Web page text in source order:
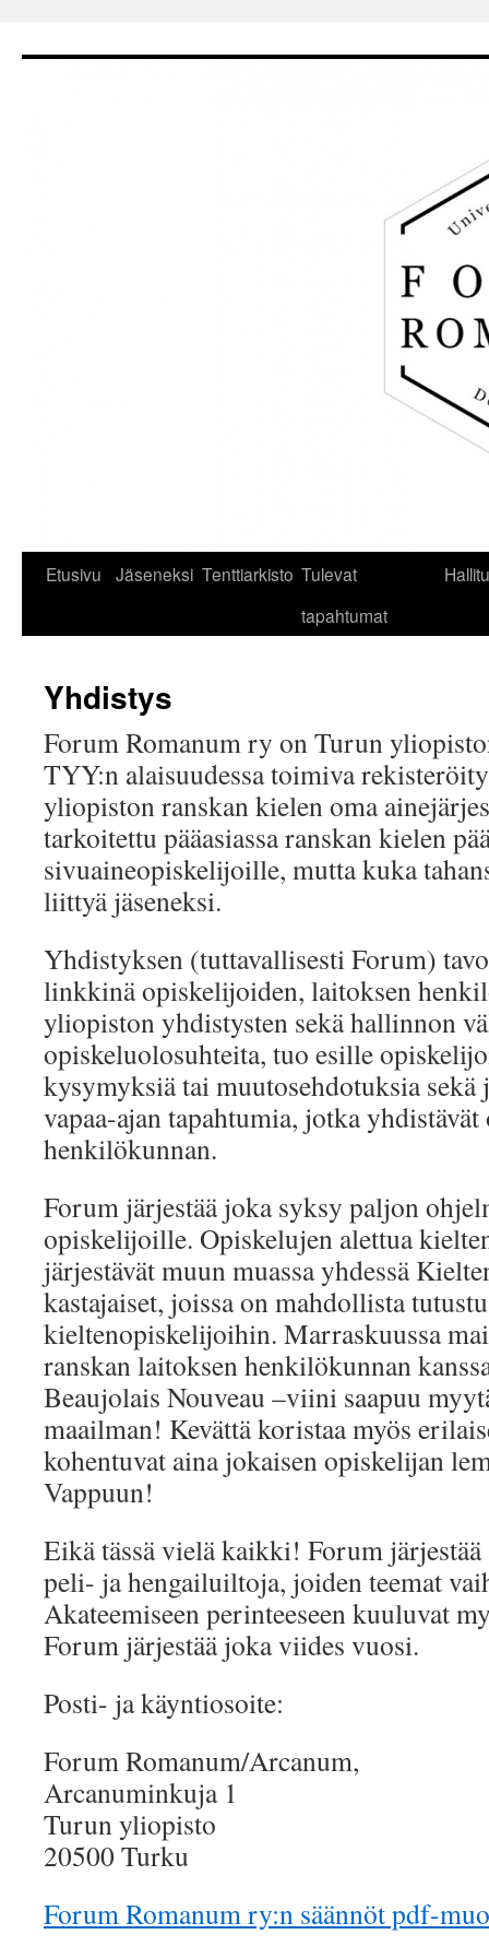
Etusivu Jäseneksi Tenttiarkisto Tulevat
tapahtumat
Yhdistys
Forum Romanum ry on Turun
TYY:n alaisuudessa toimiva
yliopiston ranskan kielen oma
tarkoitettu pääasiassa ranskan kielen
sivuaineopiskelijoille, mutta kuka
liittyä jäseneksi.
Yhdistyksen (tuttavallisesti Forum)
linkkinä opiskelijoiden, laitoksen
yliopiston yhdistysten sekä hallinnon
opiskeluolosuhteita, tuo esille
kysymyksiä tai muutosehdotuksia sekä
vapaa-ajan tapahtumia, jotka
henkilökunnan.
Forum järjestää joka syksy paljon
opiskelijoille. Opiskelujen alettua
järjestävät muun muassa yhdessä
kastajaiset, joissa on mahdollista
kieltenopiskelijoihin. Marraskuussa
ranskan laitoksen henkilökunnan
Beaujolais Nouveau –viini saapuu
maailman! Kevättä koristaa myös
kohentuvat aina jokaisen opiskelijan
Vappuun!
Eikä tässä vielä kaikki! Forum
peli- ja hengailuiltoja, joiden teemat
Akateemiseen perinteeseen kuuluvat
Forum järjestää joka viides vuosi.
Posti- ja käyntiosoite:
Forum Romanum/Arcanum,
Arcanuminkuja 1
Turun yliopisto
20500 Turku
Forum Romanum ry:n säännöt pdf-